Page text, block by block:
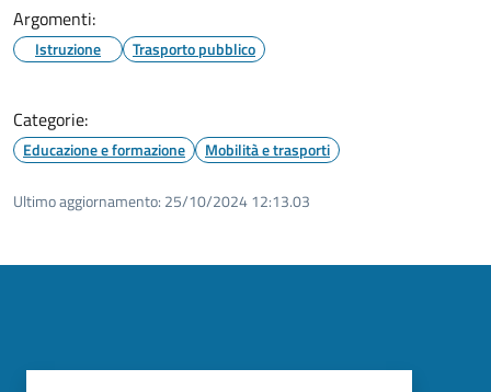
Argomenti:
Istruzione Trasporto pubblico
Categorie:
Educazione e formazione Mobilità e trasporti
Ultimo aggiornamento: 25/10/2024 12:13.03